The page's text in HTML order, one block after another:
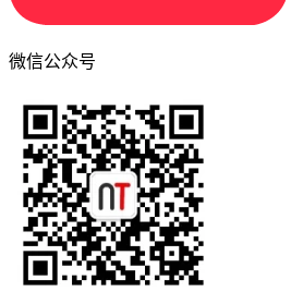
微信公众号